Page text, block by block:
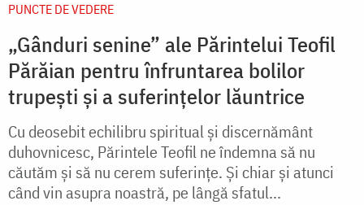
PUNCTE DE VEDERE
„Gânduri senine” ale Părintelui Teofil
Părăian pentru înfruntarea bolilor
trupești și a suferințelor lăuntrice
Cu deosebit echilibru spiritual și discernământ
duhovnicesc, Părintele Teofil ne îndemna să nu
căutăm și să nu cerem suferințe. Și chiar și atunci
când vin asupra noastră, pe lângă sfatul...